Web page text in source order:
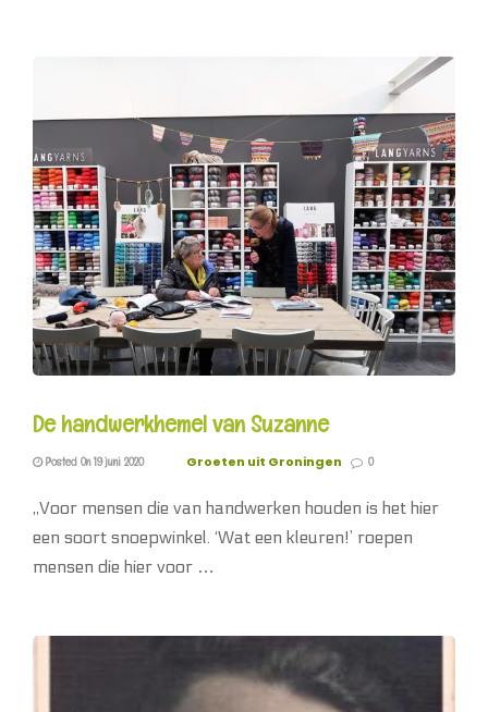
De handwerkhemel van Suzanne
Posted On 19 juni 2020 Groeten uit Groningen 0
,,Voor mensen die van handwerken houden is het hier
een soort snoepwinkel. ‘Wat een kleuren!’ roepen
mensen die hier voor …